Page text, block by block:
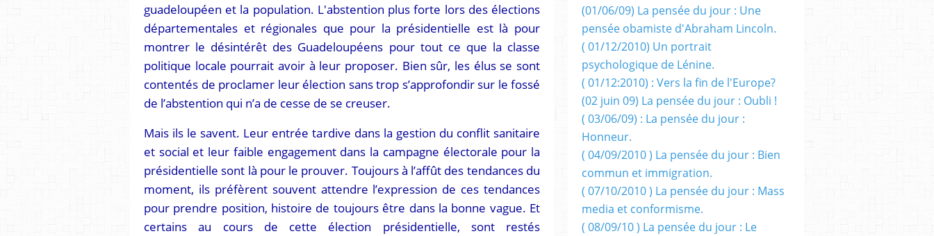
guadeloupéen et la population. L'abstention plus forte lors des élections
départementales et régionales que pour la présidentielle est là pour
montrer le désintérêt des Guadeloupéens pour tout ce que la classe
politique locale pourrait avoir à leur proposer. Bien sûr, les élus se sont
contentés de proclamer leur élection sans trop s’approfondir sur le fossé
de l’abstention qui n’a de cesse de se creuser.
Mais ils le savent. Leur entrée tardive dans la gestion du conflit sanitaire
et social et leur faible engagement dans la campagne électorale pour la
présidentielle sont là pour le prouver. Toujours à l’affût des tendances du
moment, ils préfèrent souvent attendre l’expression de ces tendances
pour prendre position, histoire de toujours être dans la bonne vague. Et
certains au cours de cette élection présidentielle, sont restés
(01/06/09) La pensée du jour : Une
pensée obamiste d'Abraham Lincoln.
( 01/12/2010) Un portrait
psychologique de Lénine.
( 01/12:2010) : Vers la fin de l'Europe?
(02 juin 09) La pensée du jour : Oubli !
( 03/06/09) : La pensée du jour :
Honneur.
( 04/09/2010 ) La pensée du jour : Bien
commun et immigration.
( 07/10/2010 ) La pensée du jour : Mass
media et conformisme.
( 08/09/10 ) La pensée du jour : Le